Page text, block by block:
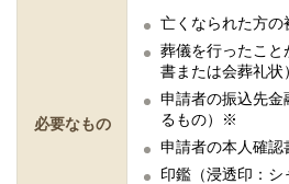
必要なもの
亡くなられた方の
葬儀を行ったこと
書または会葬礼状）
申請者の振込先金
るもの）※
申請者の本人確認
印鑑（浸透印：シ